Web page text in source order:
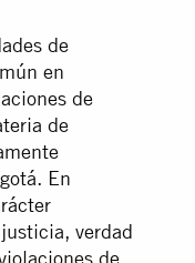
de
en
de
de
En
verdad
de